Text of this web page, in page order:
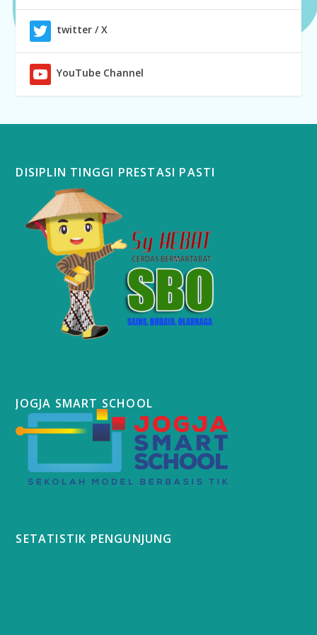
twitter / X
YouTube Channel
DISIPLIN TINGGI PRESTASI PASTI
JOGJA SMART SCHOOL
SETATISTIK PENGUNJUNG